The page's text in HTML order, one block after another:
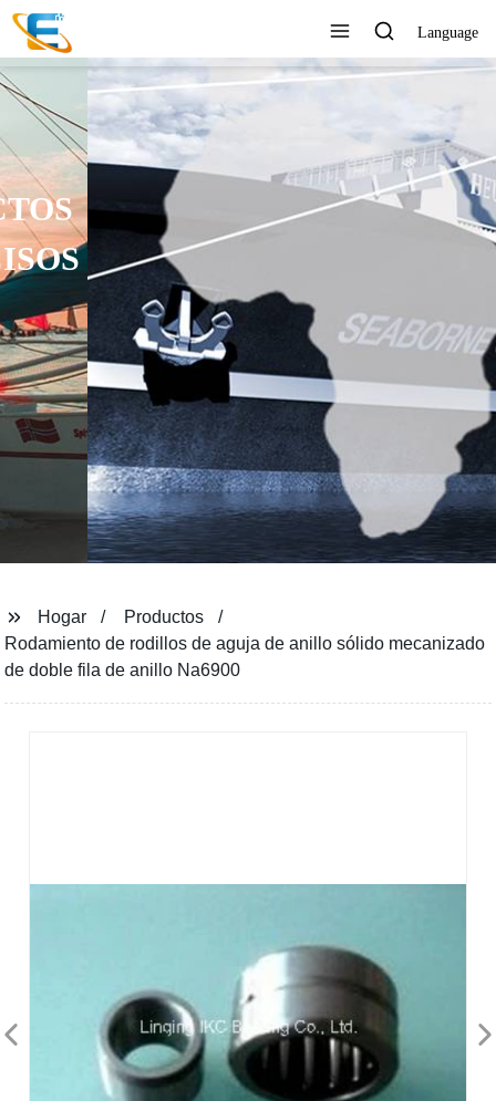
Language
SERVICIO AL CLIENTE 24
HORAS EN LÍNEA
Ver todos los productos
Hogar
Productos
Rodamiento de rodillos de aguja de anillo sólido mecanizado
de doble fila de anillo Na6900